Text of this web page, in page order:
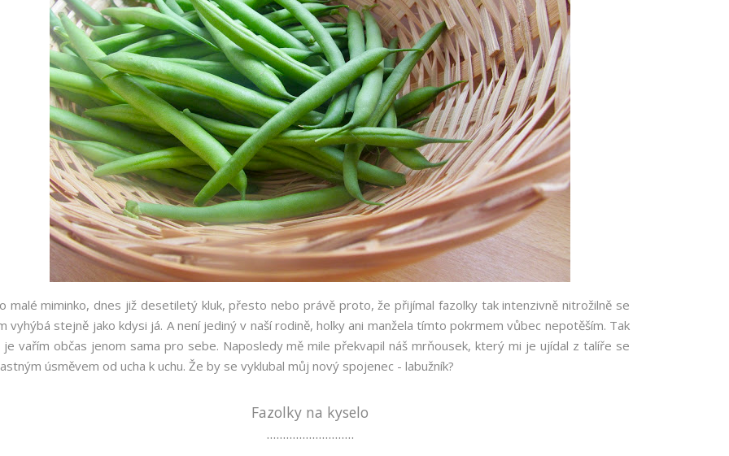
malé miminko, dnes již desetiletý kluk, přesto nebo právě proto, že přijímal fazolky tak intenzivně nitrožilně se
vyhýbá stejně jako kdysi já. A není jediný v naší rodině, holky ani manžela tímto pokrmem vůbec nepotěším. Tak
je vařím občas jenom sama pro sebe. Naposledy mě mile překvapil náš mrňousek, který mi je ujídal z talíře se
úsměvem od ucha k uchu. Že by se vyklubal můj nový spojenec - labužník?
Fazolky na kyselo
...........................